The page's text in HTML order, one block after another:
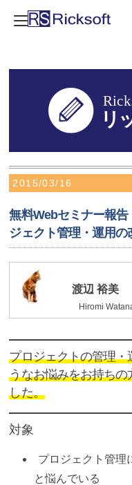
2015/03/16
無料Webセミナー報
ジェクト管理・運用の
渡辺 裕美
Hiromi
プロジェクトの管理
うなお悩みをお持ち
した。
対象
プロジェクト管理
と悩んでいる